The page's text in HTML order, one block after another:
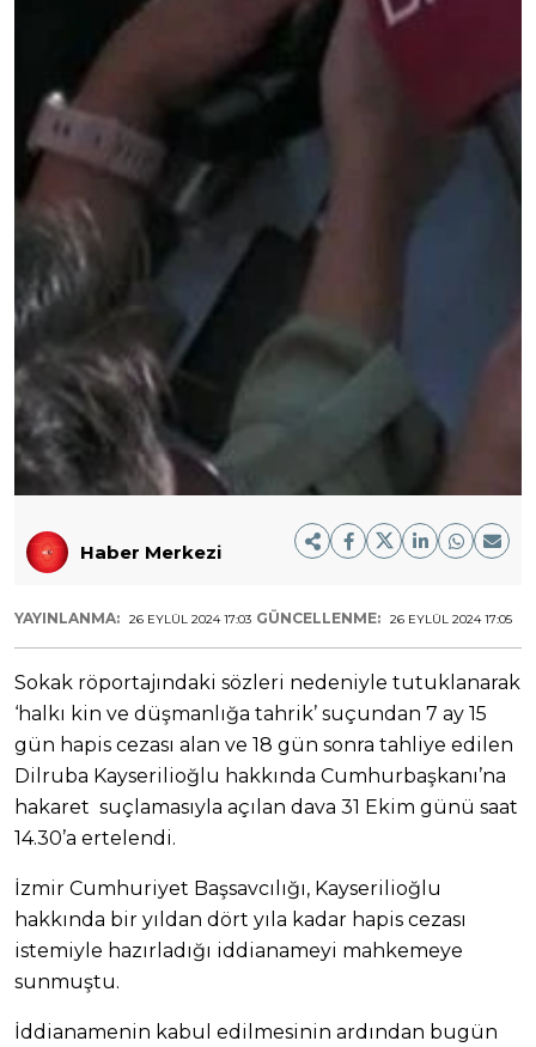
Haber Merkezi
YAYINLANMA: 26 EYLÜL 2024 17:03 GÜNCELLENME: 26 EYLÜL 2024 17:05
Sokak röportajındaki sözleri nedeniyle tutuklanarak
‘halkı kin ve düşmanlığa tahrik’ suçundan 7 ay 15
gün hapis cezası alan ve 18 gün sonra tahliye edilen
Dilruba Kayserilioğlu hakkında Cumhurbaşkanı’na
hakaret suçlamasıyla açılan dava 31 Ekim günü saat
14.30’a ertelendi.
İzmir Cumhuriyet Başsavcılığı, Kayserilioğlu
hakkında bir yıldan dört yıla kadar hapis cezası
istemiyle hazırladığı iddianameyi mahkemeye
sunmuştu.
İddianamenin kabul edilmesinin ardından bugün